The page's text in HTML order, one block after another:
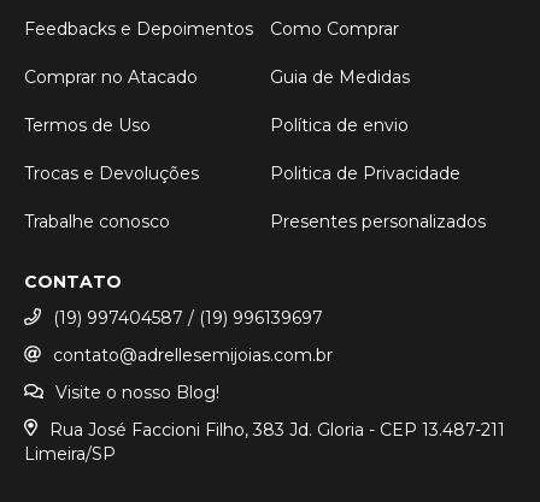
Feedbacks e Depoimentos Como Comprar
Comprar no Atacado Guia de Medidas
Termos de Uso Política de envio
Trocas e Devoluções Politica de Privacidade
Trabalhe conosco Presentes personalizados
CONTATO
(19) 997404587 / (19) 996139697
contato@adrellesemijoias.com.br
Visite o nosso Blog!
Rua José Faccioni Filho, 383 Jd. Gloria - CEP 13.487-211
Limeira/SP